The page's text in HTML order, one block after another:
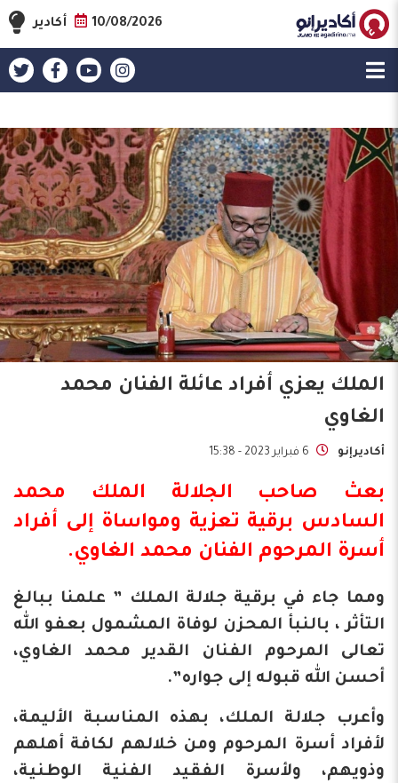
10/08/2026 أكادير
الملك يعزي أفراد عائلة الفنان محمد
الغاوي
أكاديرإنو 6 فبراير 2023 - 15:38
بعث صاحب الجلالة الملك محمد
السادس برقية تعزية ومواساة إلى أفراد
أسرة المرحوم الفنان محمد الغاوي.
ومما جاء في برقية جلالة الملك ” علمنا ببالغ
التأثر ، بالنبأ المحزن لوفاة المشمول بعفو الله
تعالى المرحوم الفنان القدير محمد الغاوي،
أحسن الله قبوله إلى جواره”.
وأعرب جلالة الملك، بهذه المناسبة الأليمة،
لأفراد أسرة المرحوم ومن خلالهم لكافة أهلهم
وذويهم، ولأسرة الفقيد الفنية الوطنية،